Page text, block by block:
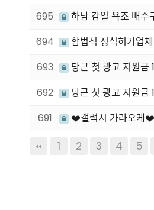
695
하남 감일 욕조 배수
694
합법적 정식허가업
693
당근 첫 광고 지원금
692
당근 첫 광고 지원금
691
❤️갤럭시 가라오케
1 2 3 4 5